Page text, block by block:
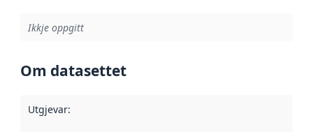
Ikkje oppgitt
Om datasettet
Utgjevar: